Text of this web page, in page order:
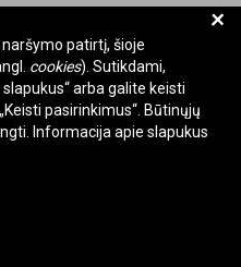
RESPUBLIKOS
KOMISIJA
288700520
+
patirtį, šioje
cookies). Sutikdami,
arba galite keisti
pasirinkimus“. Būtinųjų
Informacija apie slapukus